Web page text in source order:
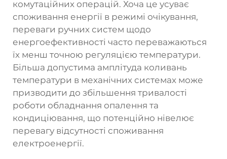
комутаційних операцій. Хоча це усуває
споживання енергії в режимі очікування,
переваги ручних систем щодо
енергоефективності часто переважаються
їх менш точною регуляцією температури.
Більша допустима амплітуда коливань
температури в механічних системах може
призводити до збільшення тривалості
роботи обладнання опалення та
кондиціювання, що потенційно нівелює
перевагу відсутності споживання
електроенергії.